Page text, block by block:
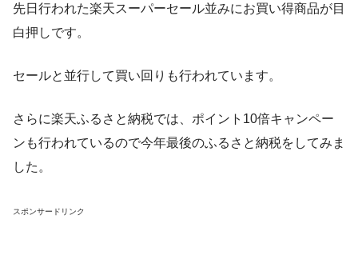
先日行われた楽天スーパーセール並みにお買い得商品が目
白押しです。
セールと並行して買い回りも行われています。
さらに楽天ふるさと納税では、ポイント10倍キャンペー
ンも行われているので今年最後のふるさと納税をしてみま
した。
スポンサードリンク